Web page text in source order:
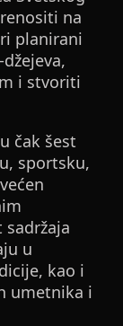
na
planirani
i stvoriti
čak šest
sportsku,
sadržaja
u
kao i
umetnika i